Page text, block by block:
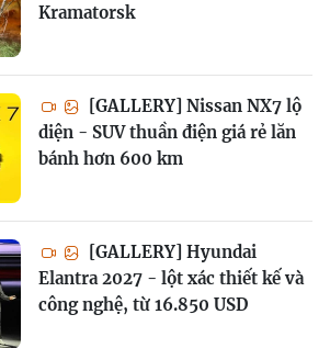
Kramatorsk
[GALLERY] Nissan NX7 lộ
diện - SUV thuần điện giá rẻ lăn
bánh hơn 600 km
[GALLERY] Hyundai
Elantra 2027 - lột xác thiết kế và
công nghệ, từ 16.850 USD